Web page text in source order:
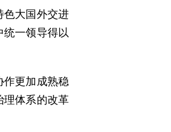
色大国外交进
一领导得以
作更加成熟稳
理体系的改革